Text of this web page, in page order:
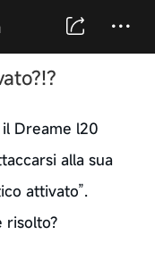
Dreame l20
alla sua
attivato”.
risolto?